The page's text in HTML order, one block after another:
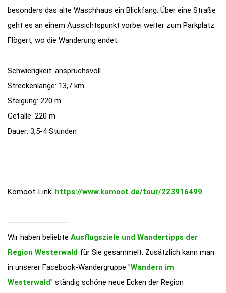
besonders das alte Waschhaus ein Blickfang. Über eine Straße
geht es an einem Aussichtspunkt vorbei weiter zum Parkplatz
Flögert, wo die Wanderung endet.
Schwierigkeit: anspruchsvoll
Streckenlänge: 13,7 km
Steigung: 220 m
Gefälle: 220 m
Dauer: 3,5-4 Stunden
Komoot-Link: https://www.komoot.de/tour/223916499
--------------------
Wir haben beliebte Ausflugsziele und Wandertipps der
Region Westerwald für Sie gesammelt. Zusätzlich kann man
in unserer Facebook-Wandergruppe "Wandern im
Westerwald" ständig schöne neue Ecken der Region